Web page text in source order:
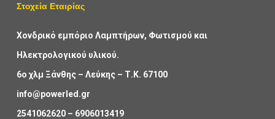
Στοχεία Εταιρίας
Χονδρικό εμπόριο Λαμπτήρων, Φωτισμού και
Ηλεκτρολογικού υλικού.
6ο χλμ Ξάνθης – Λεύκης – Τ.Κ. 67100
info@powerled.gr
2541062620– 6906013419